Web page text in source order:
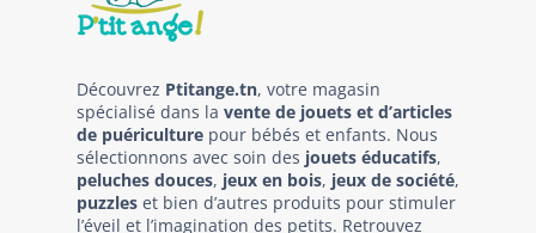
Découvrez Ptitange.tn, votre magasin
spécialisé dans la vente de jouets et d’articles
de puériculture pour bébés et enfants. Nous
sélectionnons avec soin des jouets éducatifs,
peluches douces, jeux en bois, jeux de société,
puzzles et bien d’autres produits pour stimuler
l’éveil et l’imagination des petits. Retrouvez